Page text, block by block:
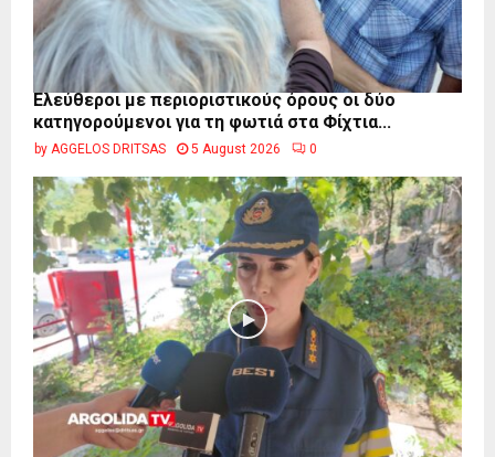
Ελεύθεροι με περιοριστικούς όρους οι δύο
κατηγορούμενοι για τη φωτιά στα Φίχτια...
by AGGELOS DRITSAS 5 August 2026 0